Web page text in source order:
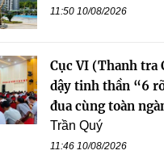
11:50 10/08/2026
Cục VI (Thanh
dậy tinh thần “6
đua cùng toàn
Trần Quý
11:46 10/08/2026